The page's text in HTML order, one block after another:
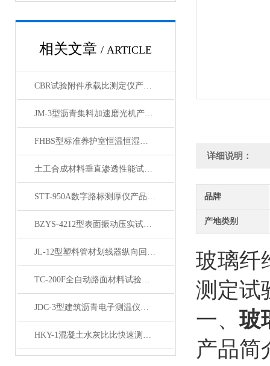
相关文章 / ARTICLE
CBR试验附件承载比测定仪产品展示
JM-3型沥青集料加速磨光机产品展示
FHBS型标准养护室恒温恒湿设备产品展示
土工合成材料垂直渗透性能试验仪产品简介
STT-950A数字路标测厚仪产品展示
BZYS-4212型表面振动压实试验仪产品展示
JL-12型塑料管材划线器纵向回缩率测定产品展示
TC-200F全自动路面材料试验器产品展示
JDC-3型建筑沥青电子测温仪产品展示
HKY-1混凝土水灰比比快速测定仪产品展示
详细说明：
品牌
产地类别
玻璃纤
测定试
一、玻
产品简